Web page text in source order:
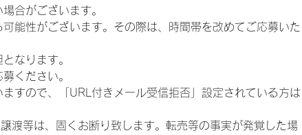
合がございます。
能性がございます。その際は、時間帯を改めてご応募いた
なります。
ください。
すので、「URL付きメール受信拒否」設定されている方は
渡等は、固くお断り致します。転売等の事実が発覚した場